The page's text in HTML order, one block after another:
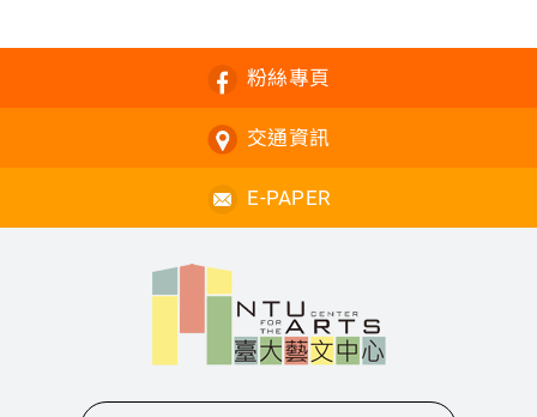
粉絲專頁
交通資訊
E-PAPER